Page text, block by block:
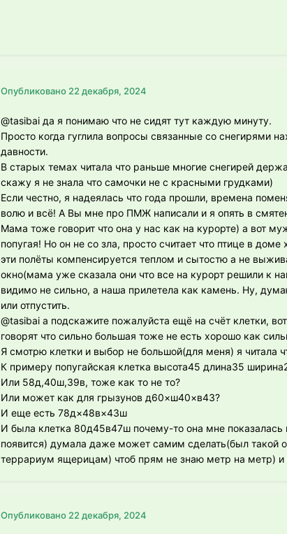
Опубликовано 22 декабря, 2024
@tasibai да я понимаю что не сидят тут каждую минуту.
Просто когда гуглила вопросы связанные со снегирями
давности.
В старых темах читала что раньше многие снегирей
скажу я не знала что самочки не с красными грудками)
Если честно, я надеялась что года прошли, времена
волю и всё! А Вы мне про ПМЖ написали и я опять в
Мама тоже говорит что она у нас как на курорте) а вот
попугая! Но он не со зла, просто считает что птице в
эти полёты компенсируется теплом и сытостю а не
окно(мама уже сказала они что все на курорт решили к
видимо не сильно, а наша прилетела как камень. Ну,
или отпустить.
@tasibai а подскажите пожалуйста ещё на счёт клетки,
говорят что сильно большая тоже не есть хорошо как
Я смотрю клетки и выбор не большой(для меня) я читала
К примеру попугайская клетка высота45 длина35
Или 58д,40ш,39в, тоже как то не то?
Или может как для грызунов д60×ш40×в43?
И еще есть 78д×48в×43ш
И была клетка 80д45в47ш почему-то она мне
появится) думала даже может самим сделать(был
террариум ящерицам) чтоб прям не знаю метр на метр) и
Опубликовано 22 декабря, 2024